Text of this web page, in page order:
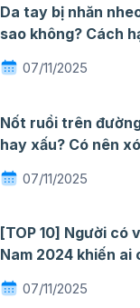
Da tay bị nhăn
sao không? Cách
nhăn khi gặp nước
07/11/2025
Nốt ruồi trên
hay xấu? Có nên
07/11/2025
[TOP 10] Người có
Nam 2024 khiến ai
ngàng mê đắm
07/11/2025